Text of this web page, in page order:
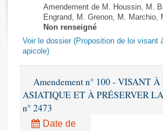
Rapports législatifs
Rapports sur l'application des lois
Baromètre de l’application des lois
Dossiers législatifs
Budget et sécurité sociale
Questions écrites et orales
Comptes rendus des débats
Amendement de M. Houssin, M.
Engrand, M. Grenon, M.
Non renseigné
Voir le dossier (Proposition de loi visant
apicole)
Amendement n° 100 - VISANT
ASIATIQUE ET À PRÉSERVER
n° 2473
Date de